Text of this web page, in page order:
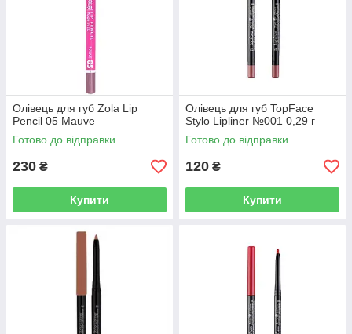
Олівець для губ Zola Lip
Pencil 05 Mauve
Готово до відправки
230 ₴
Купити
Олівець для губ TopFace
Stylo Lipliner №001 0,29 г
Готово до відправки
120 ₴
Купити